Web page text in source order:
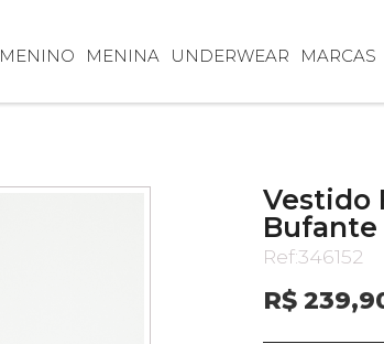
MARCAS
MENINO MENINA UNDERWEAR
Vestido
Bufante
Ref:346152
R$